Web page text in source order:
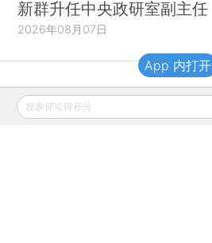
新群升任中央政研室副主任
2026年08月07日
财新移动
发表评论得积分
App 内打开